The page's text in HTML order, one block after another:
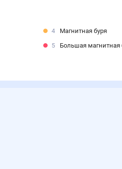
4
Магнитная буря
5
Большая магнитная